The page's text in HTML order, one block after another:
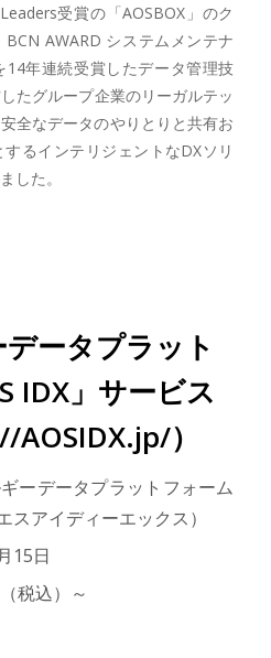
受賞の「AOSBOX」のク
AWARD システムメンテナ
14年連続受賞したデータ管理技
たグループ企業のリーガルテッ
全なデータのやりとりと共有お
るインテリジェントなDXソリ
した。
データプラット
IDX」サービス
AOSIDX.jp/）
ーデータプラットフォーム
スアイディーエックス）
15日
税込）～